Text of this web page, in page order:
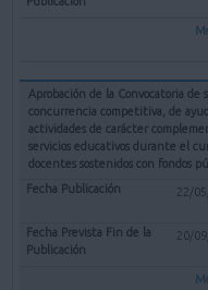
Aprobación de la Convocatoria
concurrencia competitiva, de
actividades de carácter
servicios educativos durante el
docentes sostenidos con fondos
22/
20/